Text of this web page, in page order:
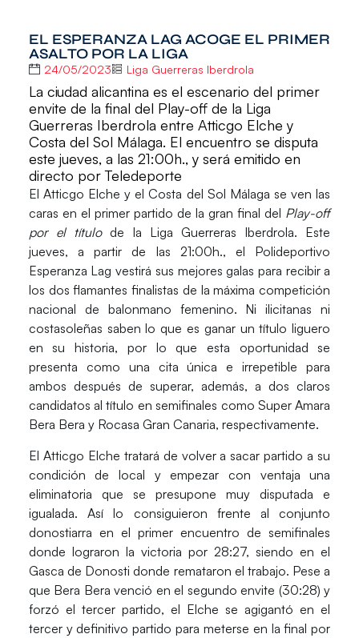
EL ESPERANZA LAG ACOGE EL PRIMER
ASALTO POR LA LIGA
24/05/2023 Liga Guerreras Iberdrola
La ciudad alicantina es el escenario del primer
envite de la final del Play-off de la Liga
Guerreras Iberdrola entre Atticgo Elche y
Costa del Sol Málaga. El encuentro se disputa
este jueves, a las 21:00h., y será emitido en
directo por Teledeporte
El Atticgo Elche y elCosta del Sol Málaga se ven las
caras en el primer partido de la gran final del Play-off
por el títulode la Liga Guerreras Iberdrola. Este
jueves, a partir de las 21:00h., el Polideportivo
Esperanza Lag vestirá sus mejores galas para recibir a
los dos flamantes finalistas de la máxima competición
nacional de balonmano femenino. Ni ilicitanas ni
costasoleñas saben lo que es ganar un título liguero
en su historia, por lo que esta oportunidad se
presenta como una cita única e irrepetible para
ambos después de superar, además, a dos claros
candidatos al título en semifinales como Super Amara
Bera Bera y Rocasa Gran Canaria, respectivamente.
El Atticgo Elche tratará de volver a sacar partido a su
condición de local y empezar con ventaja una
eliminatoria que se presupone muy disputada e
igualada. Así lo consiguieron frente al conjunto
donostiarra en el primer encuentro de semifinales
donde lograron la victoria por 28:27, siendo en el
Gasca de Donosti donde remataron el trabajo. Pese a
que Bera Bera venció en el segundo envite (30:28) y
forzó el tercer partido, el Elche se agigantó en el
tercer y definitivo partido para meterse en la final por